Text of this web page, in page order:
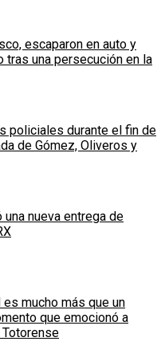
escaparon en auto y
tras una persecución en la
policiales durante el fin de
de Gómez, Oliveros y
nueva entrega de
mucho más que un
que emocionó a